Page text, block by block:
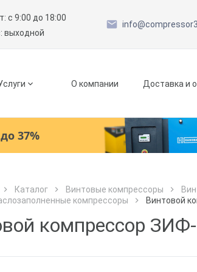
с 9:00 до 18:00
выходной
Рефрижераторные осушители
Адсорбционные осушители
О компании Доставка и
37%
Каталог Винтовые компрессоры
компрессоры
Винтовой
компрессор
Как к Вам обращаться?
Телефон
Как к Вам обращаться?
Телефон
Город доставки
Как к Вам обращаться?
Как к Вам обращаться?